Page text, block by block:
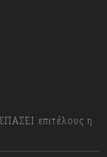
επιτέλους η